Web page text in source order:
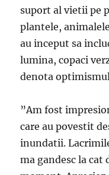
suport al vietii pe
plantele,
au inceput sa
lumina, copaci
denota
”Am fost
care au povestit
inundatii.
ma gandesc la cat